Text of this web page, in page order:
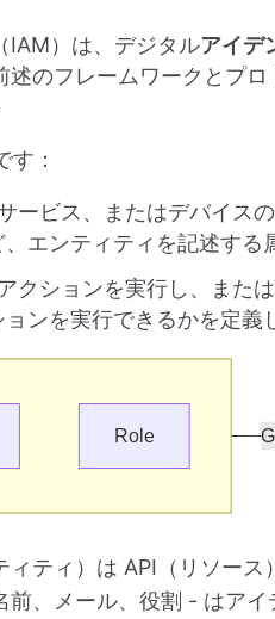
IAM）は、デジタルアイデ
のフレームワークとプ
：
ービス、またはデバイス
エンティティを記述する
クションを実行し、また
ンを実行できるかを定義
ティ）は API（リソース
、メール、役割 - はアイ